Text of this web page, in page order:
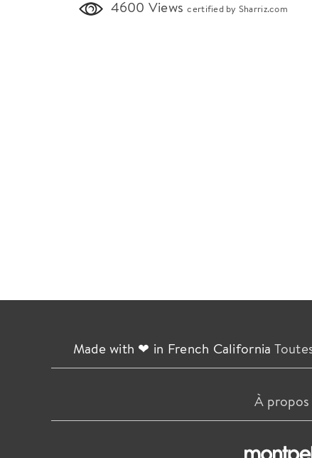
4600 Viewscertified by Sharriz.com
Made with ❤ in French California
À propos